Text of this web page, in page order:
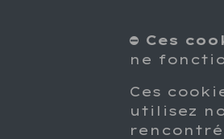
⛔ Ces
ne
Ces
utilisez